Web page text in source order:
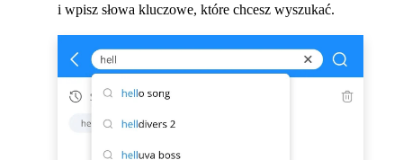
i wpisz słowa kluczowe, które chcesz wyszukać.